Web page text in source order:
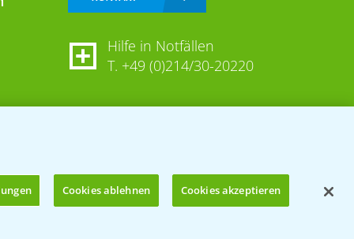
Hilfe in Notfällen
T. +49 (0)214/30-20220
Cookies ablehnen Cookies akzeptieren